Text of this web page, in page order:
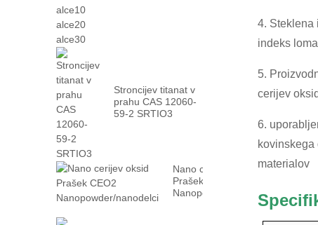
Stroncijev titanat v
prahu CAS 12060-
59-2 SRTIO3
Nano cerijev oksid
Prašek CEO2
Nanopowder/nanodelci
4. Steklena
indeks
5.
cerijev
6.
materialov